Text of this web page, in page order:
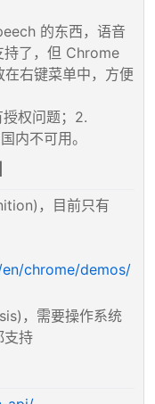
的东西，语音
持了，但 Chrome
右键菜单中，方便
权问题；2.
内不可用。
，目前只有
chrome/demos/
，需要操作系统
支持